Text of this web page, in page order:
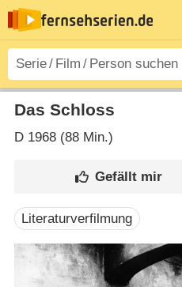
Das Schloss
D1968 (88 Min.)
Literaturverfilmung